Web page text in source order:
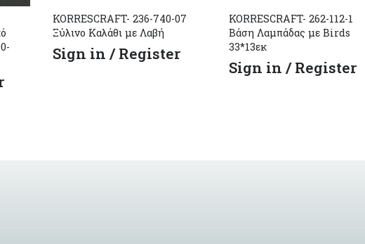
KORRESCRAFT- 236-740-07
Ξύλινο Καλάθι με Λαβή
Sign in / Register
KORRESCRAFT- 262-112-1
Βάση Λαμπάδας με Birds
33*13εκ
Sign in / Register